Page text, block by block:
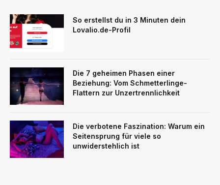
So erstellst du in 3 Minuten dein
Lovalio.de-Profil
Die 7 geheimen Phasen einer
Beziehung: Vom Schmetterlinge-
Flattern zur Unzertrennlichkeit
Die verbotene Faszination: Warum ein
Seitensprung für viele so
unwiderstehlich ist